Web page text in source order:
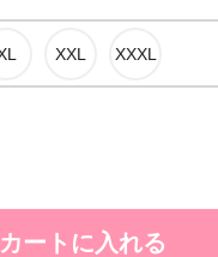
カートに入れる